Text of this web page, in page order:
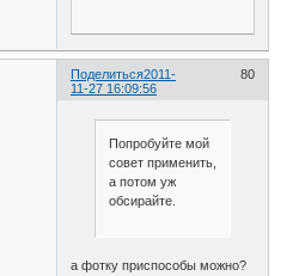
Поделиться 80
2011-
11-27 16:09:56
Попробуйте мой
совет применить,
а потом уж
обсирайте.
а фотку приспособы можно?